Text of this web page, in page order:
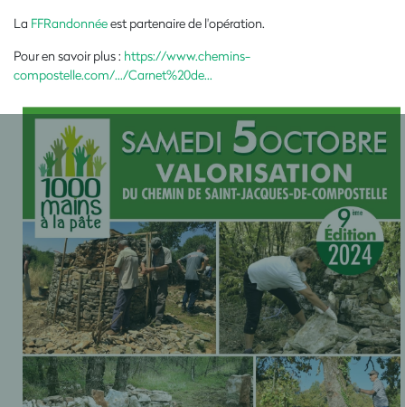
La FFRandonnéeest partenaire de l'opération.
Pour en savoir plus : https://www.chemins-
compostelle.com/.../Carnet%20de...